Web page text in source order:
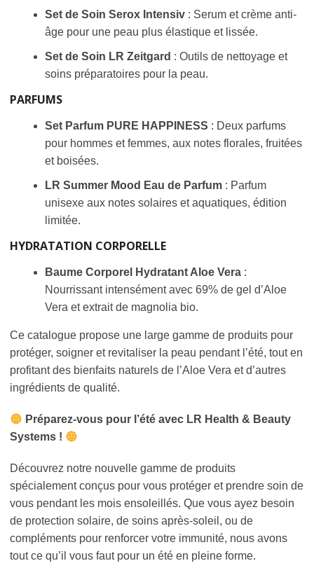
Set de Soin Serox Intensiv : Serum et crème anti-
âge pour une peau plus élastique et lissée.
Set de Soin LR Zeitgard : Outils de nettoyage et
soins préparatoires pour la peau.
PARFUMS
Set Parfum PURE HAPPINESS : Deux parfums
pour hommes et femmes, aux notes florales, fruitées
et boisées.
LR Summer Mood Eau de Parfum : Parfum
unisexe aux notes solaires et aquatiques, édition
limitée.
HYDRATATION CORPORELLE
Baume Corporel Hydratant Aloe Vera :
Nourrissant intensément avec 69% de gel d’Aloe
Vera et extrait de magnolia bio.
Ce catalogue propose une large gamme de produits pour
protéger, soigner et revitaliser la peau pendant l’été, tout en
profitant des bienfaits naturels de l’Aloe Vera et d’autres
ingrédients de qualité.
Préparez-vous pour l’été avec LR Health & Beauty
Systems !
Découvrez notre nouvelle gamme de produits
spécialement conçus pour vous protéger et prendre soin de
vous pendant les mois ensoleillés. Que vous ayez besoin
de protection solaire, de soins après-soleil, ou de
compléments pour renforcer votre immunité, nous avons
tout ce qu’il vous faut pour un été en pleine forme.